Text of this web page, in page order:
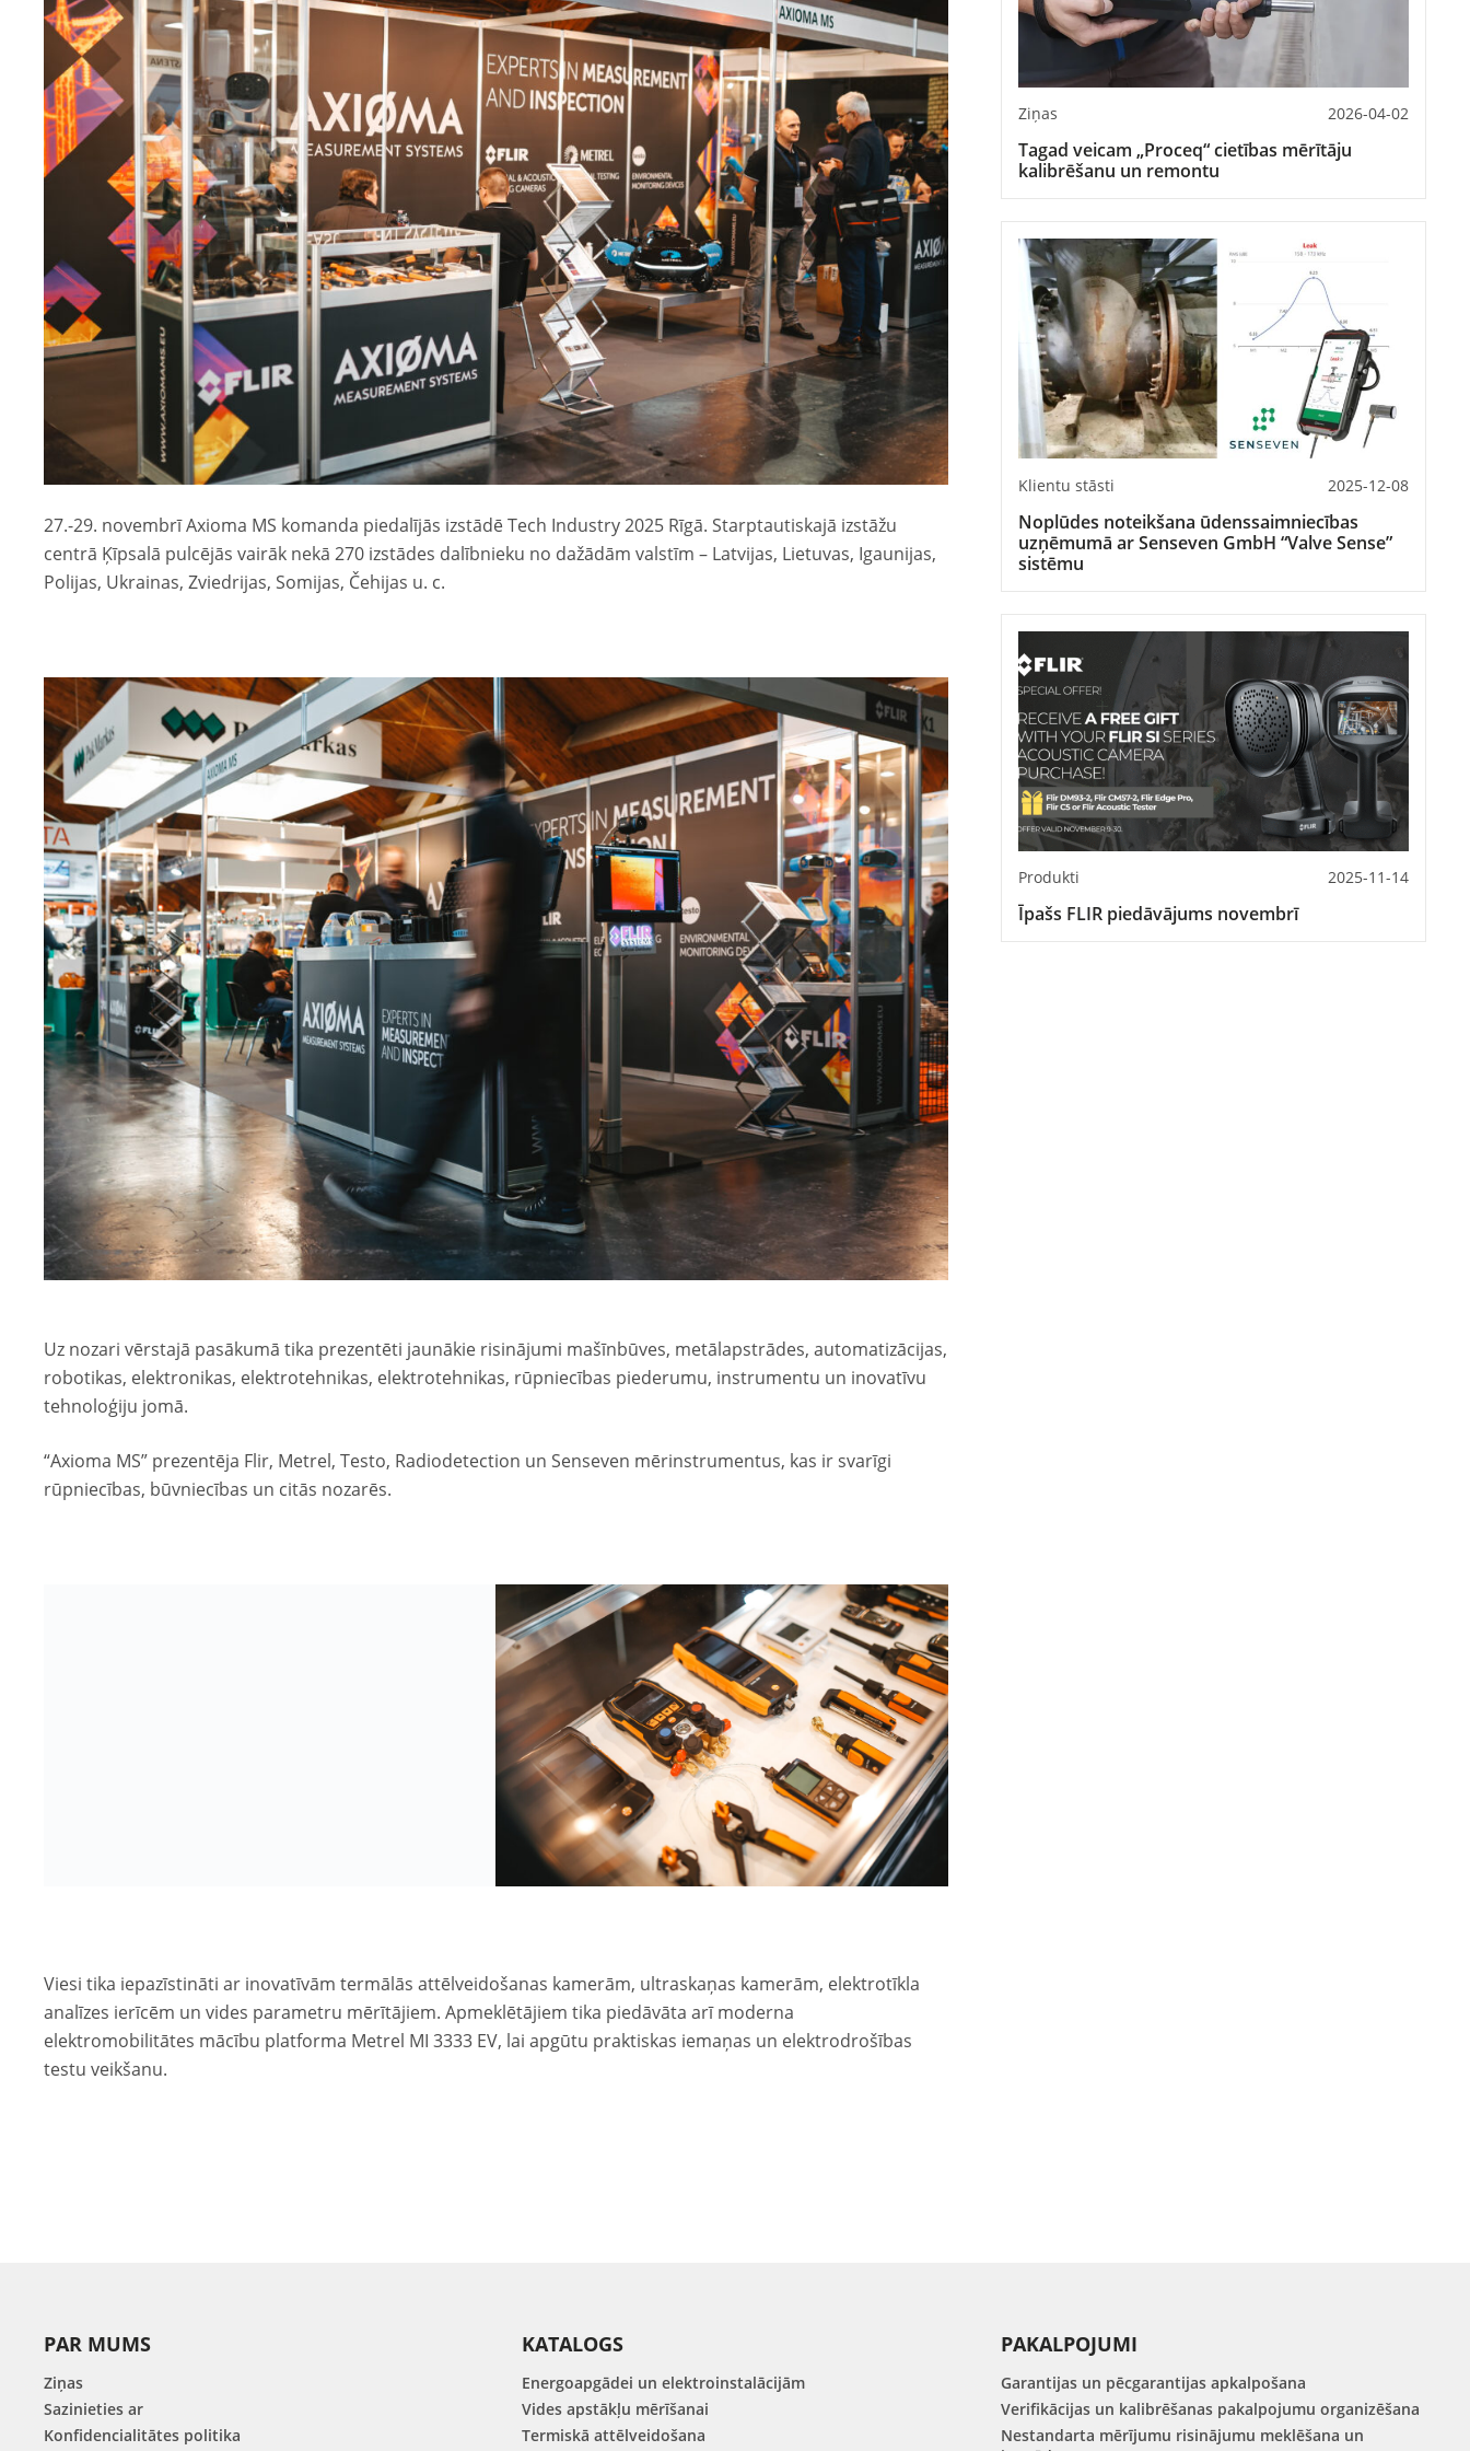
27.-29. novembrī Axioma MS komanda piedalījās izstādē Tech Industry 2025 Rīgā. Starptautiskajā izstāžu
centrā Ķīpsalā pulcējās vairāk nekā 270 izstādes dalībnieku no dažādām valstīm – Latvijas, Lietuvas, Igaunijas,
Polijas, Ukrainas, Zviedrijas, Somijas, Čehijas u. c.
Uz nozari vērstajā pasākumā tika prezentēti jaunākie risinājumi mašīnbūves, metālapstrādes, automatizācijas,
robotikas, elektronikas, elektrotehnikas, elektrotehnikas, rūpniecības piederumu, instrumentu un inovatīvu
tehnoloģiju jomā.
“Axioma MS” prezentēja Flir, Metrel, Testo, Radiodetection un Senseven mērinstrumentus, kas ir svarīgi
rūpniecības, būvniecības un citās nozarēs.
Viesi tika iepazīstināti ar inovatīvām termālās attēlveidošanas kamerām, ultraskaņas kamerām, elektrotīkla
analīzes ierīcēm un vides parametru mērītājiem. Apmeklētājiem tika piedāvāta arī moderna
elektromobilitātes mācību platforma Metrel MI 3333 EV, lai apgūtu praktiskas iemaņas un elektrodrošības
testu veikšanu.
Ziņas 2026-04-02
Tagad veicam „Proceq“ cietības mērītāju
kalibrēšanu un remontu
Klientu stāsti 2025-12-08
Noplūdes noteikšana ūdenssaimniecības
uzņēmumā ar Senseven GmbH “Valve Sense”
sistēmu
Produkti 2025-11-14
Īpašs FLIR piedāvājums novembrī
PAR MUMS
Ziņas
Sazinieties ar
Konfidencialitātes politika
KATALOGS
Energoapgādei un elektroinstalācijām
Vides apstākļu mērīšanai
Termiskā attēlveidošana
PAKALPOJUMI
Garantijas un pēcgarantijas apkalpošana
Verifikācijas un kalibrēšanas pakalpojumu organizēšana
Nestandarta mērījumu risinājumu meklēšana un